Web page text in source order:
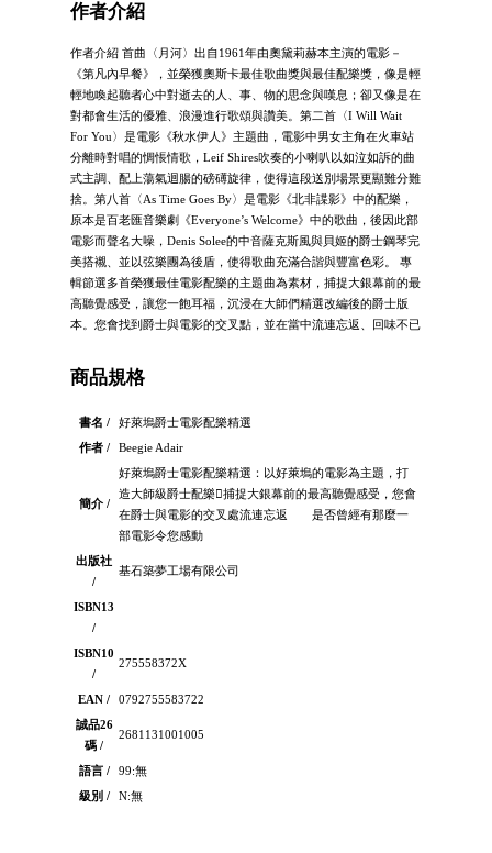
作者介紹
作者介紹 首曲〈月河〉出自1961年由奧黛莉赫本主演的電影－
《第凡內早餐》，並榮獲奧斯卡最佳歌曲獎與最佳配樂獎，像是輕
輕地喚起聽者心中對逝去的人、事、物的思念與嘆息；卻又像是在
對都會生活的優雅、浪漫進行歌頌與讚美。第二首〈I Will Wait
For You〉是電影《秋水伊人》主題曲，電影中男女主角在火車站
分離時對唱的惆悵情歌，Leif Shires吹奏的小喇叭以如泣如訴的曲
式主調、配上蕩氣迴腸的磅礡旋律，使得這段送別場景更顯難分難
捨。第八首〈As Time Goes By〉是電影《北非諜影》中的配樂，
原本是百老匯音樂劇《Everyone’s Welcome》中的歌曲，後因此部
電影而聲名大噪，Denis Solee的中音薩克斯風與貝姬的爵士鋼琴完
美搭襯、並以弦樂團為後盾，使得歌曲充滿合諧與豐富色彩。 專
輯節選多首榮獲最佳電影配樂的主題曲為素材，捕捉大銀幕前的最
高聽覺感受，讓您一飽耳福，沉浸在大師們精選改編後的爵士版
本。您會找到爵士與電影的交叉點，並在當中流連忘返、回味不已
商品規格
書名 /
好萊塢爵士電影配樂精選
作者 /
Beegie Adair
簡介 /
好萊塢爵士電影配樂精選：以好萊塢的電影為主題，打
造大師級爵士配樂捕捉大銀幕前的最高聽覺感受，您會
在爵士與電影的交叉處流連忘返 是否曾經有那麼一
部電影令您感動
出版社
/
基石築夢工場有限公司
ISBN13
/
ISBN10
/
275558372X
EAN /
0792755583722
誠品26
碼 /
2681131001005
語言 /
99:無
級別 /
N:無